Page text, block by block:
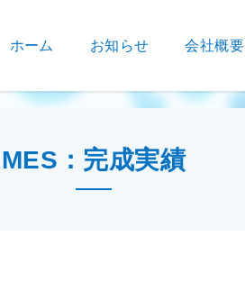
ホーム お知らせ 会社概要
MES：完成実績